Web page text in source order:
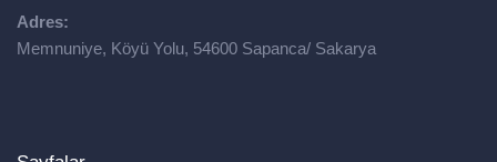
Adres:
Memnuniye, Köyü Yolu, 54600 Sapanca/ Sakarya